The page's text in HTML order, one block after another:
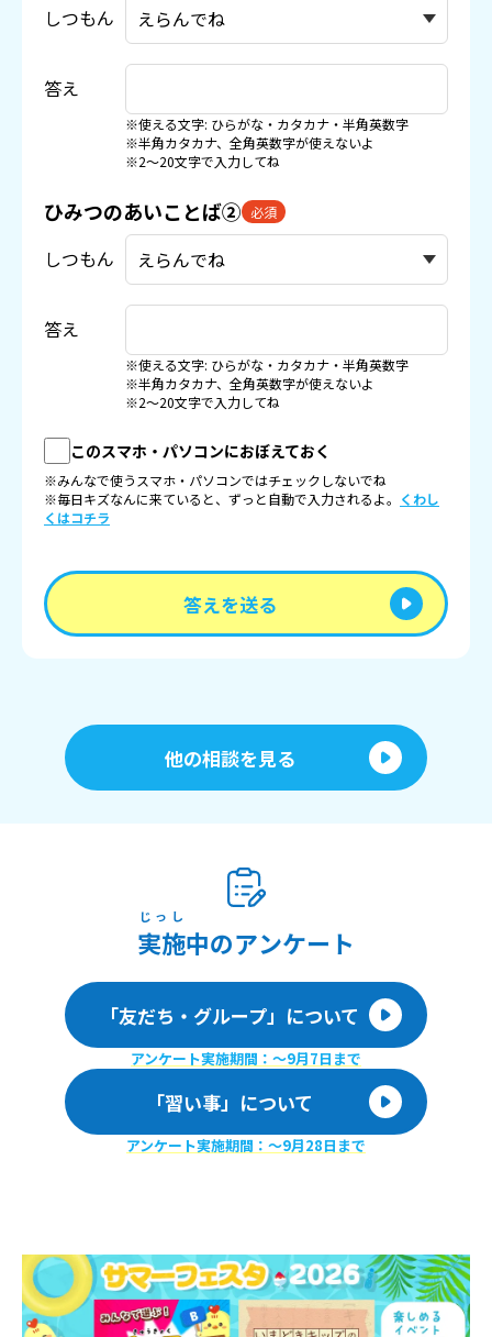
しつもん
答え
※使える文字: ひらがな・カタカナ・半角英数字
※半角カタカナ、全角英数字が使えないよ
※2〜20文字で入力してね
ひみつのあいことば② 必須
しつもん
答え
※使える文字: ひらがな・カタカナ・半角英数字
※半角カタカナ、全角英数字が使えないよ
※2〜20文字で入力してね
このスマホ・パソコンにおぼえておく
※みんなで使うスマホ・パソコンではチェックしないでね
※毎日キズなんに来ていると、ずっと自動で入力されるよ。 くわし
くはコチラ
答えを送る
他の相談を見る
実施
じっし
中のアンケート
「友だち・グループ」について
アンケート実施期間：〜9月7日まで
「習い事」について
アンケート実施期間：〜9月28日まで